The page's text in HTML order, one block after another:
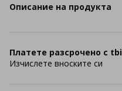
Описание на продукта
Платете разсрочено с tbi
Изчислете вноските си